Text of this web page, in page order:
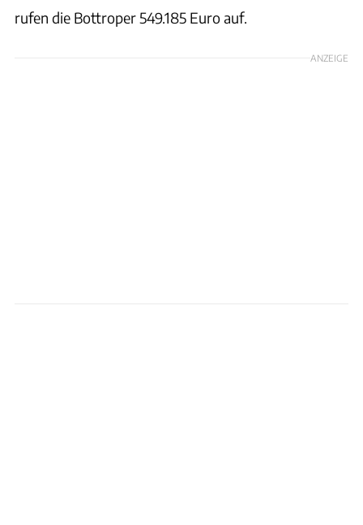
rufen die Bottroper 549.185 Euro auf.
ANZEIGE